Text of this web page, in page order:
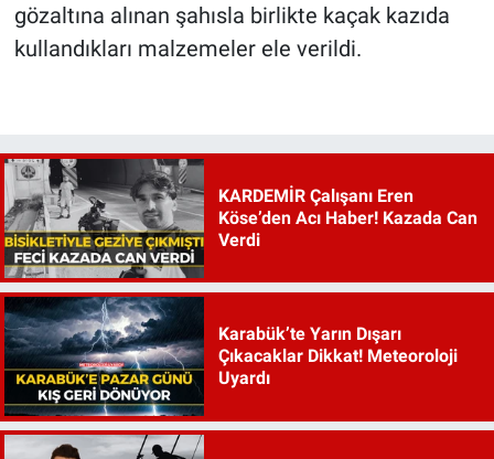
gözaltına alınan şahısla birlikte kaçak kazıda
kullandıkları malzemeler ele verildi.
KARDEMİR Çalışanı Eren
Köse’den Acı Haber! Kazada Can
Verdi
Karabük’te Yarın Dışarı
Çıkacaklar Dikkat! Meteoroloji
Uyardı